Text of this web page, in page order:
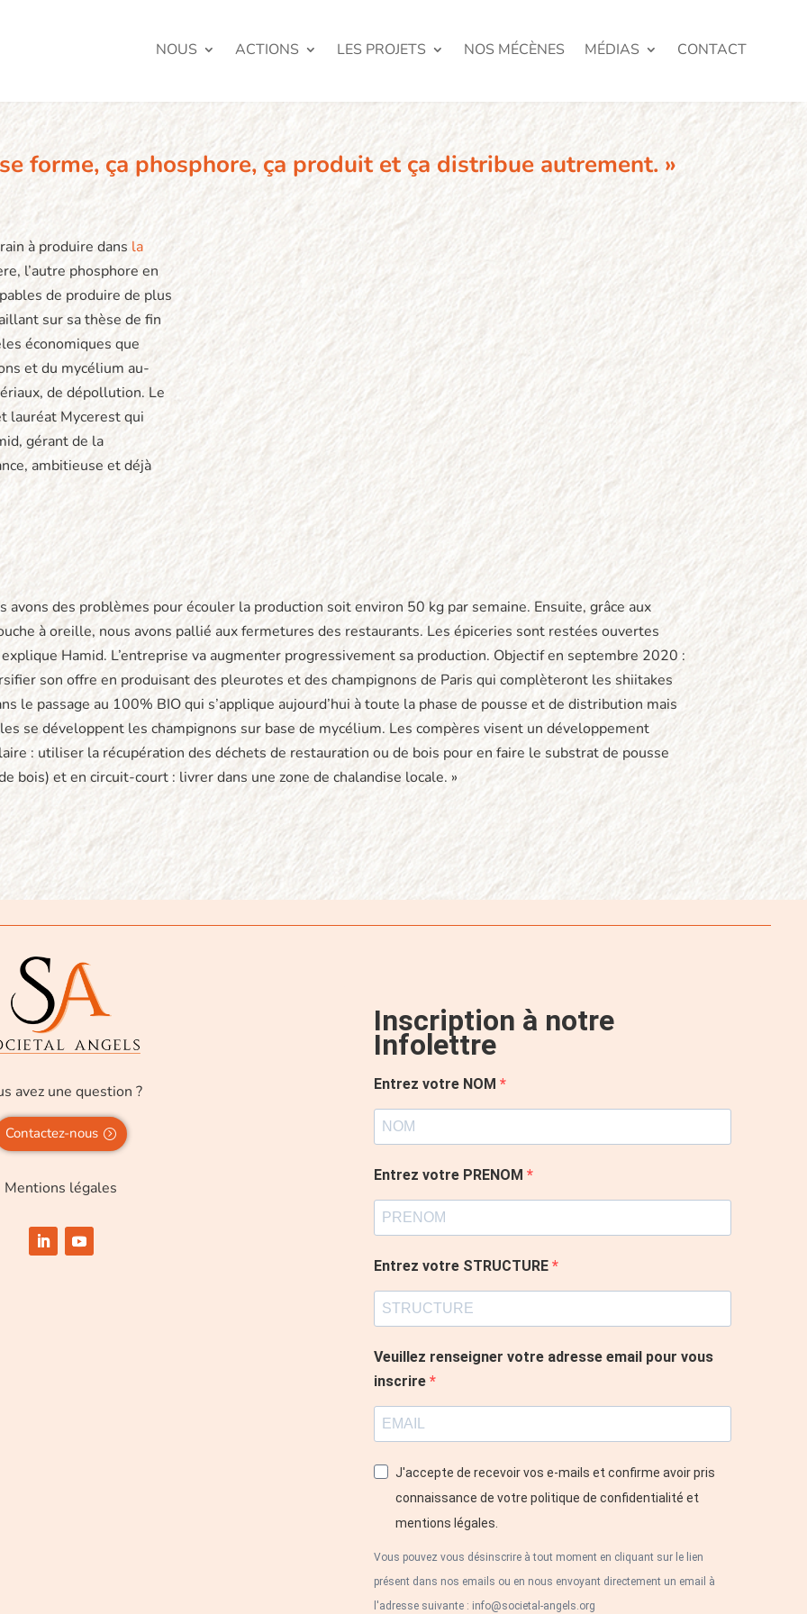
NOUS ACTIONS LES PROJETS NOS MÉCÈNES MÉDIAS CONTACT
forme, ça phosphore, ça produit et ça distribue autrement. »
à produire dans la
l’autre phosphore en
de produire de plus
sur sa thèse de fin
économiques que
et du mycélium au-
de dépollution. Le
lauréat Mycerest qui
gérant de la
ambitieuse et déjà
avons des problèmes pour écouler la production soit environ 50 kg par semaine. Ensuite, grâce aux
à oreille, nous avons pallié aux fermetures des restaurants. Les épiceries sont restées ouvertes
Hamid. L’entreprise va augmenter progressivement sa production. Objectif en septembre 2020 :
son offre en produisant des pleurotes et des champignons de Paris qui complèteront les shiitakes
le passage au 100% BIO qui s’applique aujourd’hui à toute la phase de pousse et de distribution mais
se développent les champignons sur base de mycélium. Les compères visent un développement
: utiliser la récupération des déchets de restauration ou de bois pour en faire le substrat de pousse
bois) et en circuit-court : livrer dans une zone de chalandise locale. »
avez une question ?
Contactez-nous
Mentions légales
Inscription à notre
Infolettre
Entrez votre NOM
Entrez votre PRENOM
Entrez votre STRUCTURE
Veuillez renseigner votre adresse email pour vous
inscrire
J'accepte de recevoir vos e-mails et confirme avoir pris
connaissance de votre politique de confidentialité et
mentions légales.
Vous pouvez vous désinscrire à tout moment en cliquant sur le lien
présent dans nos emails ou en nous envoyant directement un email à
l'adresse suivante : info@societal-angels.org